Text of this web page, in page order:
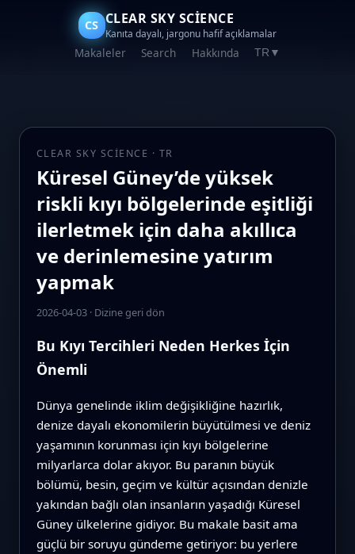
CS CLEAR SKY SCIENCE
Kanıta dayalı, jargonu hafif açıklamalar
Makaleler Search Hakkında TR ▼
CLEAR SKY SCIENCE · TR
Küresel Güney’de yüksek
riskli kıyı bölgelerinde eşitliği
ilerletmek için daha akıllıca
ve derinlemesine yatırım
yapmak
2026-04-03· Dizine geri dön
Bu Kıyı Tercihleri Neden Herkes İçin
Önemli
Dünya genelinde iklim değişikliğine hazırlık,
denize dayalı ekonomilerin büyütülmesi ve deniz
yaşamının korunması için kıyı bölgelerine
milyarlarca dolar akıyor. Bu paranın büyük
bölümü, besin, geçim ve kültür açısından denizle
yakından bağlı olan insanların yaşadığı Küresel
Güney ülkelerine gidiyor. Bu makale basit ama
güçlü bir soruyu gündeme getiriyor: bu yerlere